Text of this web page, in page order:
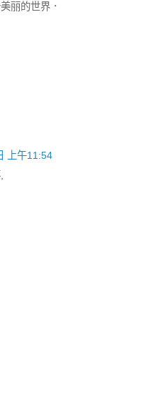
丽的世界．
上午11:54